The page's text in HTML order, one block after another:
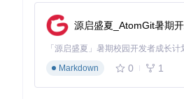
dp[i][j] =
return
时间复杂度O(n×m)（n为金矿数
思考问题
源启盛夏_AtomGit暑期
Markdown
0 1